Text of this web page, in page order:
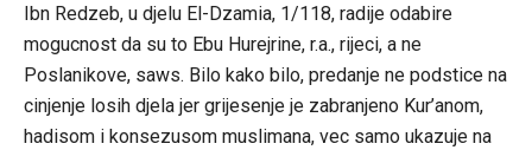
Ibn Redzeb, u djelu El-Dzamia, 1/118, radije odabire
mogucnost da su to Ebu Hurejrine, r.a., rijeci, a ne
Poslanikove, saws. Bilo kako bilo, predanje ne podstice na
cinjenje losih djela jer grijesenje je zabranjeno Kur’anom,
hadisom i konsezusom muslimana, vec samo ukazuje na